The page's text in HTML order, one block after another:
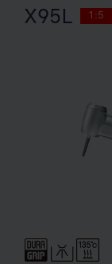
X95L 1:5